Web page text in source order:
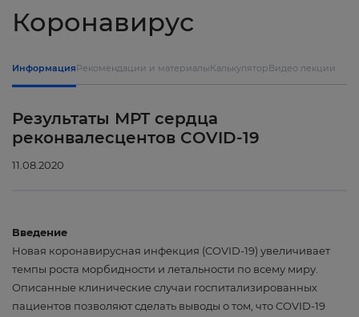
Коронавирус
ИнформацияРекомендации и материалыКалькуляторВидео лекции
Результаты МРТ сердца
реконвалесцентов COVID-19
11.08.2020
Введение
Новая коронавирусная инфекция (COVID-19) увеличивает
темпы роста морбидности и летальности по всему миру.
Описанные клинические случаи госпитализированных
пациентов позволяют сделать выводы о том, что COVID-19